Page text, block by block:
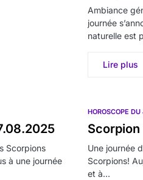
Ambiance
journée
naturelle est
Lire plus
Scorpions
à une journée
HOROSCOPE DU
Une journée
Scorpions!
et à…